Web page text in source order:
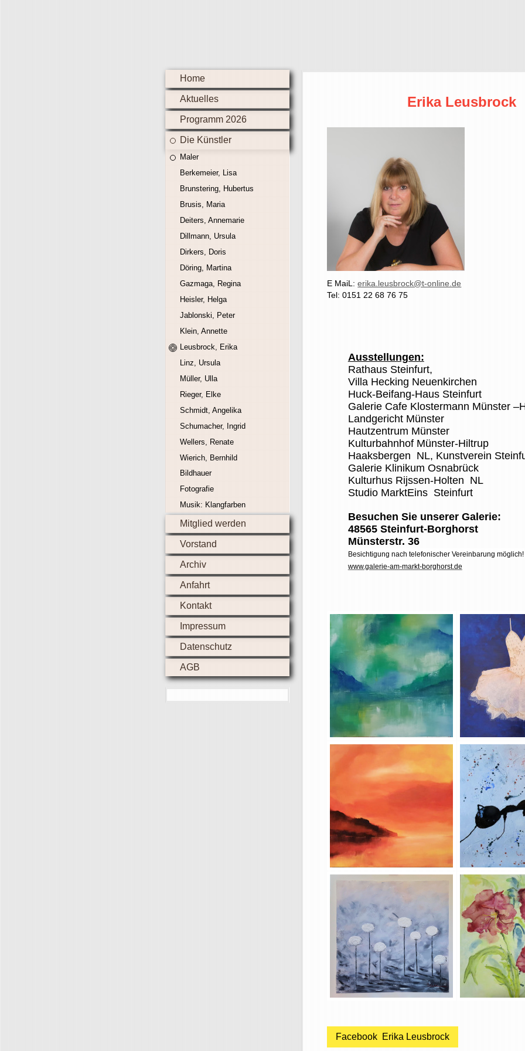
Home
Aktuelles
Programm 2026
Die Künstler
Maler
Berkemeier, Lisa
Brunstering, Hubertus
Brusis, Maria
Deiters, Annemarie
Dillmann, Ursula
Dirkers, Doris
Döring, Martina
Gazmaga, Regina
Heisler, Helga
Jablonski, Peter
Klein, Annette
Leusbrock, Erika
Linz, Ursula
Müller, Ulla
Rieger, Elke
Schmidt, Angelika
Schumacher, Ingrid
Wellers, Renate
Wierich, Bernhild
Bildhauer
Fotografie
Musik: Klangfarben
Mitglied werden
Vorstand
Archiv
Anfahrt
Kontakt
Impressum
Datenschutz
AGB
Erika Leusbrock
E MaiL:erika.leusbrock@t-online.de
Tel: 0151 22 68 76 75
Ausstellungen:
Rathaus Steinfurt,
Villa Hecking Neuenkirchen
Huck-Beifang-Haus Steinfurt
Galerie Cafe Klostermann Münster
Landgericht Münster
Hautzentrum Münster
Kulturbahnhof Münster-Hiltrup
Haaksbergen NL, Kunstverein
Galerie Klinikum Osnabrück
Kulturhus Rijssen-Holten NL
Studio MarktEins Steinfurt
Besuchen Sie unserer Galerie:
48565 Steinfurt-Borghorst
Münsterstr. 36
Besichtigung nach telefonischer Vereinbarung möglich!
www.galerie-am-markt-borghorst.de
Facebook Erika Leusbrock